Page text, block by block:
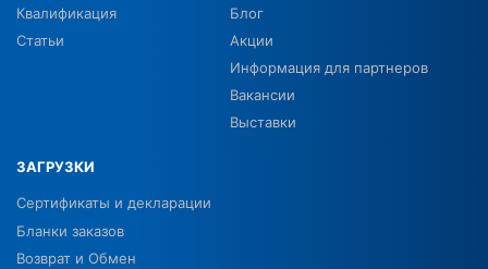
Квалификация
Статьи
Блог
Акции
Информация для партнеров
Вакансии
Выставки
ЗАГРУЗКИ
Сертификаты и декларации
Бланки заказов
Возврат и Обмен